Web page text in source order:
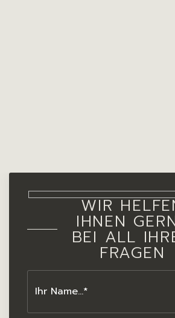
WIR
IHNEN
BEI ALL
FRAGEN